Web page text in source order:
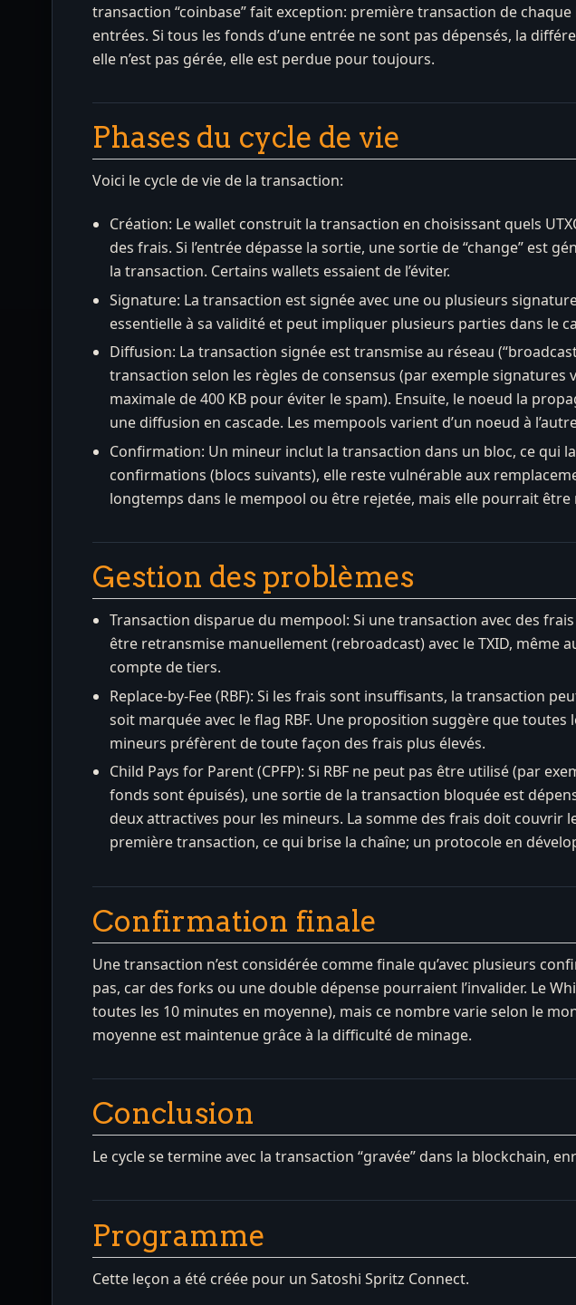
transaction “coinbase” fait exception: première transaction de
entrées. Si tous les fonds d’une entrée ne sont pas dépensés, la
elle n’est pas gérée, elle est perdue pour toujours.
Phases du cycle de vie
Voici le cycle de vie de la transaction:
Création: Le wallet construit la transaction en choisissant quels
des frais. Si l’entrée dépasse la sortie, une sortie de “change” est
la transaction. Certains wallets essaient de l’éviter.
Signature: La transaction est signée avec une ou plusieurs
essentielle à sa validité et peut impliquer plusieurs parties dans le
Diffusion: La transaction signée est transmise au réseau
transaction selon les règles de consensus (par exemple
maximale de 400 KB pour éviter le spam). Ensuite, le noeud la
une diffusion en cascade. Les mempools varient d’un noeud à
Confirmation: Un mineur inclut la transaction dans un bloc, ce qui
confirmations (blocs suivants), elle reste vulnérable aux
longtemps dans le mempool ou être rejetée, mais elle pourrait
Gestion des problèmes
Transaction disparue du mempool: Si une transaction avec des
être retransmise manuellement (rebroadcast) avec le TXID, même
compte de tiers.
Replace-by-Fee (RBF): Si les frais sont insuffisants, la transaction
soit marquée avec le flag RBF. Une proposition suggère que
mineurs préfèrent de toute façon des frais plus élevés.
Child Pays for Parent (CPFP): Si RBF ne peut pas être utilisé (par
fonds sont épuisés), une sortie de la transaction bloquée est
deux attractives pour les mineurs. La somme des frais doit couvrir
première transaction, ce qui brise la chaîne; un protocole en
Confirmation finale
Une transaction n’est considérée comme finale qu’avec plusieurs
pas, car des forks ou une double dépense pourraient l’invalider. Le
toutes les 10 minutes en moyenne), mais ce nombre varie selon le
moyenne est maintenue grâce à la difficulté de minage.
Conclusion
Le cycle se termine avec la transaction “gravée” dans la blockchain,
Programme
Cette leçon a été créée pour un Satoshi Spritz Connect.